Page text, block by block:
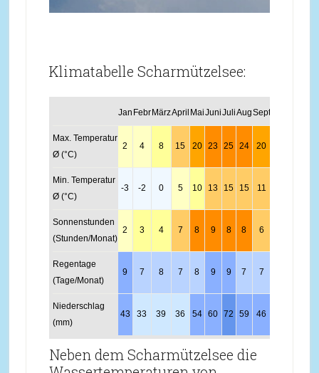
Klimatabelle Scharmützelsee:
Jan Febr MärzApril MaiJuniJuliAugSept
Max. Temperatur
Ø (°C)
2 4 8 15 20 23 25 24 20
Min. Temperatur
Ø (°C)
-3 -2 0 5 10 13 15 15 11
Sonnenstunden
(Stunden/Monat)
2 3 4 7 8 9 8 8 6
Regentage
(Tage/Monat)
9 7 8 7 8 9 9 7 7
Niederschlag
(mm)
43 33 39 36 54 60 72 59 46
Neben dem Scharmützelsee die